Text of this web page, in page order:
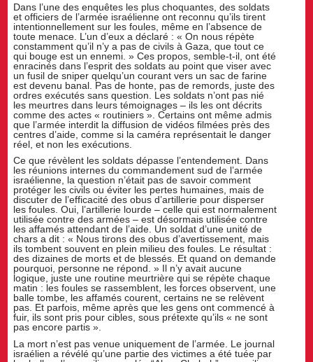
Dans l’une des enquêtes les plus choquantes, des soldats
et officiers de l’armée israélienne ont reconnu qu’ils tirent
intentionnellement sur les foules, même en l’absence de
toute menace. L’un d’eux a déclaré : « On nous répète
constamment qu’il n’y a pas de civils à Gaza, que tout ce
qui bouge est un ennemi. » Ces propos, semble-t-il, ont été
enracinés dans l’esprit des soldats au point que viser avec
un fusil de sniper quelqu’un courant vers un sac de farine
est devenu banal. Pas de honte, pas de remords, juste des
ordres exécutés sans question. Les soldats n’ont pas nié
les meurtres dans leurs témoignages – ils les ont décrits
comme des actes « routiniers ». Certains ont même admis
que l’armée interdit la diffusion de vidéos filmées près des
centres d’aide, comme si la caméra représentait le danger
réel, et non les exécutions.
Ce que révèlent les soldats dépasse l’entendement. Dans
les réunions internes du commandement sud de l’armée
israélienne, la question n’était pas de savoir comment
protéger les civils ou éviter les pertes humaines, mais de
discuter de l’efficacité des obus d’artillerie pour disperser
les foules. Oui, l’artillerie lourde – celle qui est normalement
utilisée contre des armées – est désormais utilisée contre
les affamés attendant de l’aide. Un soldat d’une unité de
chars a dit : « Nous tirons des obus d’avertissement, mais
ils tombent souvent en plein milieu des foules. Le résultat :
des dizaines de morts et de blessés. Et quand on demande
pourquoi, personne ne répond. » Il n’y avait aucune
logique, juste une routine meurtrière qui se répète chaque
matin : les foules se rassemblent, les forces observent, une
balle tombe, les affamés courent, certains ne se relèvent
pas. Et parfois, même après que les gens ont commencé à
fuir, ils sont pris pour cibles, sous prétexte qu’ils « ne sont
pas encore partis ».
La mort n’est pas venue uniquement de l’armée. Le journal
israélien a révélé qu’une partie des victimes a été tuée par